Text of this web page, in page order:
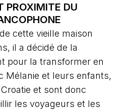
PROXIMITE DU
cette vieille maison
il a décidé de la
pour la transformer en
Mélanie et leurs enfants,
et sont donc
les voyageurs et les